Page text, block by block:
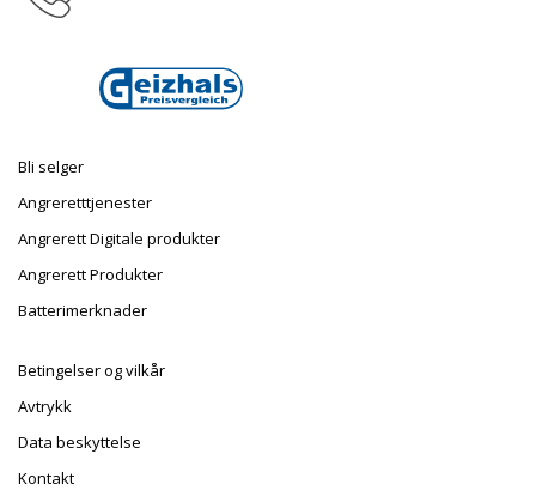
Bli selger
Angreretttjenester
Angrerett Digitale produkter
Angrerett Produkter
Batterimerknader
Betingelser og vilkår
Avtrykk
Data beskyttelse
Kontakt